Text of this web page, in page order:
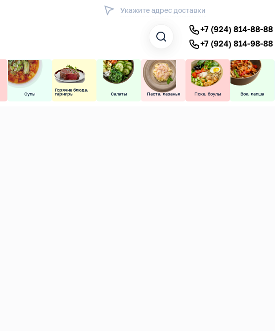
Укажите адрес доставки
Супы
Горячие блюда,
гарниры Паста, лазанья
Салаты Поке, боулы Вок, лапша
+7 (924) 814-88-88
+7 (924) 814-98-88